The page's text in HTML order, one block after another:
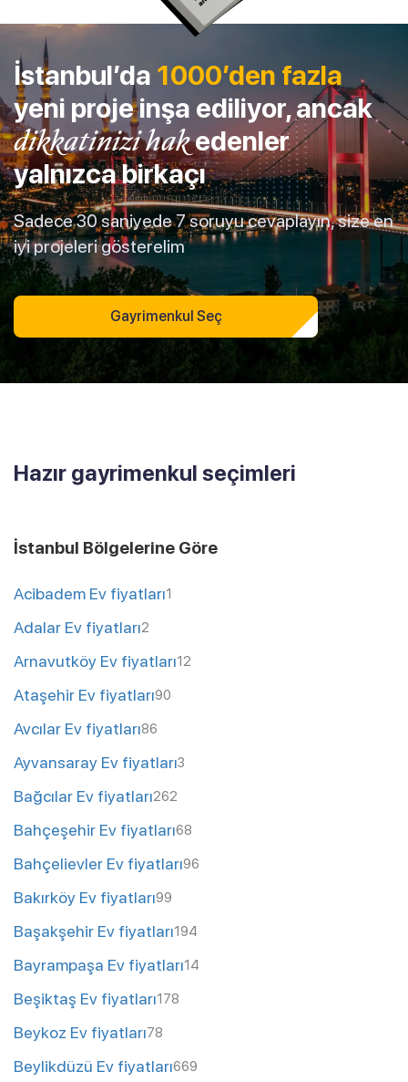
İstanbul’da 1000’den fazla
yeni proje inşa ediliyor, ancak
dikkatinizi hakedenler
yalnızca birkaçı
Sadece 30 saniyede 7 soruyu cevaplayın, size en
iyi projeleri gösterelim
Gayrimenkul Seç
Hazır gayrimenkul seçimleri
İstanbul Bölgelerine Göre
Acibadem Ev fiyatları1
Adalar Ev fiyatları2
Arnavutköy Ev fiyatları12
Ataşehir Ev fiyatları90
Avcılar Ev fiyatları86
Ayvansaray Ev fiyatları3
Bağcılar Ev fiyatları262
Bahçeşehir Ev fiyatları68
Bahçelievler Ev fiyatları96
Bakırköy Ev fiyatları99
Başakşehir Ev fiyatları194
Bayrampaşa Ev fiyatları14
Beşiktaş Ev fiyatları178
Beykoz Ev fiyatları78
Beylikdüzü Ev fiyatları669